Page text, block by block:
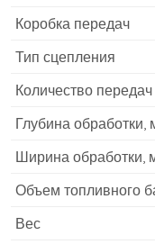
Коробка передач
Тип сцепления
Количество передач
Глубина обработки,
Ширина обработки,
Объем топливного
Вес